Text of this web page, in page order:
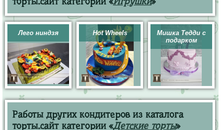
Лего ниндзя Hot Wheels
Мишка Тедди с
подарком
Работы других кондитеров из каталога
торты.сайт категории «Детские торты»